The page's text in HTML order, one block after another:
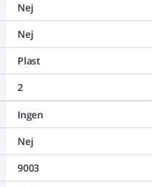
Nej
Nej
Plast
2
Ingen
Nej
9003